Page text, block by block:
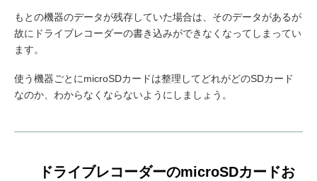
もとの機器のデータが残存していた場合は、そのデータがあるが
故にドライブレコーダーの書き込みができなくなってしまってい
ます。
使う機器ごとにmicroSDカードは整理してどれがどのSDカード
なのか、わからなくならないようにしましょう。
ドライブレコーダーのmicroSDカードお